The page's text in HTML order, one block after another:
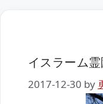
イスラーム
2017-12-30 by